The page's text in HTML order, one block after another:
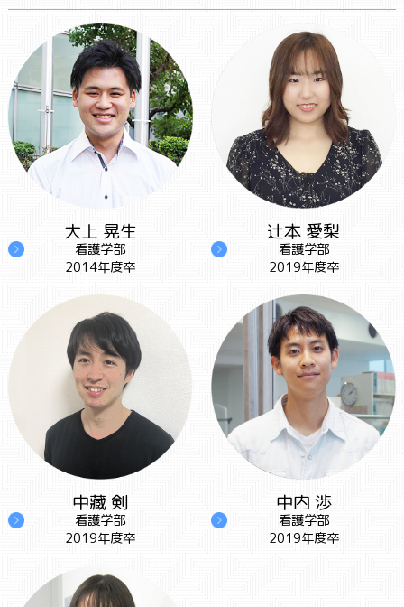
大上 晃生
看護学部
2014年度卒
辻本 愛梨
看護学部
2019年度卒
中藏 剣
看護学部
2019年度卒
中内 渉
看護学部
2019年度卒